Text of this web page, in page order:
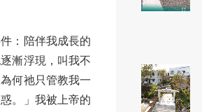
：陪伴我成長的
漸浮現，叫我不
何祂只管教我一
。」我被上帝的